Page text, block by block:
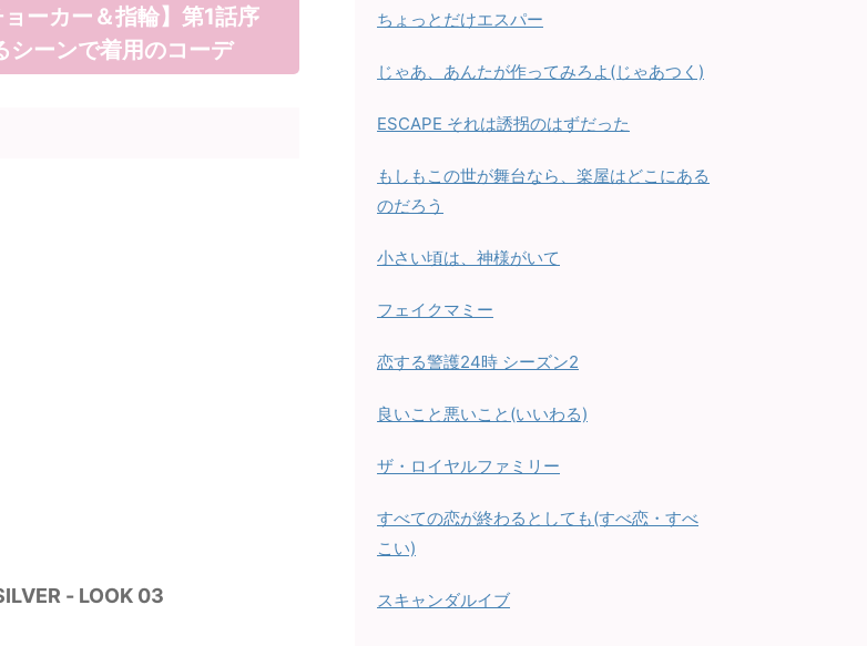
ーカー＆指輪】第1話序
シーンで着用のコーデ
- LOOK 03
ちょっとだけエスパー
じゃあ、あんたが作ってみろよ(じゃあつく)
ESCAPE それは誘拐のはずだった
もしもこの世が舞台なら、楽屋はどこにある
のだろう
小さい頃は、神様がいて
フェイクマミー
恋する警護24時 シーズン2
良いこと悪いこと(いいわる)
ザ・ロイヤルファミリー
すべての恋が終わるとしても(すべ恋・すべ
こい)
スキャンダルイブ